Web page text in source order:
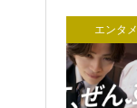
エンタメ